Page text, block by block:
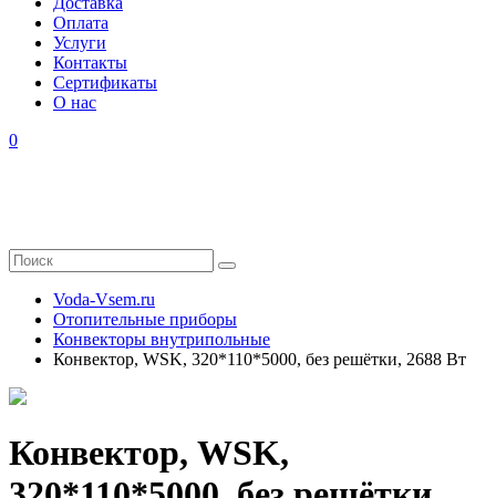
Оплата
Услуги
Контакты
Cертификаты
О нас
0
Voda-Vsem.ru
Отопительные приборы
Конвекторы внутрипольные
Конвектор, WSK, 320*110*5000, без решётки, 2688 Вт
Конвектор, WSK,